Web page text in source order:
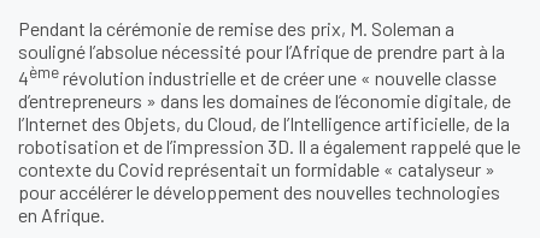
Pendant la cérémonie de remise des prix, M. Soleman a
souligné l’absolue nécessité pour l’Afrique de prendre part à la
4èmerévolution industrielle et de créer une « nouvelle classe
d’entrepreneurs » dans les domaines de l’économie digitale, de
l’Internet des Objets, du Cloud, de l’Intelligence artificielle, de la
robotisation et de l’impression 3D. Il a également rappelé que le
contexte du Covid représentait un formidable « catalyseur »
pour accélérer le développement des nouvelles technologies
en Afrique.